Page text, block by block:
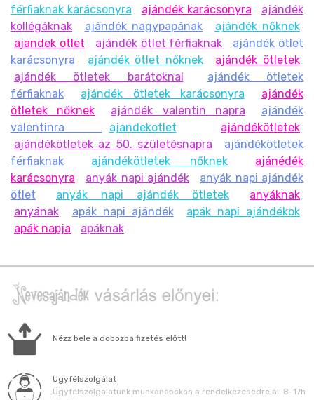
férfiaknak karácsonyra
ajándék karácsonyra
ajándék
kollégáknak
ajándék nagypapának
ajándék nőknek
ajandek otlet
ajándék ötlet férfiaknak
ajándék ötlet
karácsonyra
ajándék ötlet nőknek
ajándék ötletek
ajándék ötletek barátoknal
ajándék ötletek
férfiaknak
ajándék ötletek karácsonyra
ajándék
ötletek nőknek
ajándék valentin napra
ajándék
valentinra
ajandekotlet
ajándékötletek
ajándékötletek az 50. születésnapra
ajándékötletek
férfiaknak
ajándékötletek nőknek
ajánédék
karácsonyra
anyák napi ajándék
anyák napi ajándék
ötlet
anyák napi ajándék ötletek
anyáknak
anyának
apák napi ajándék
apák napi ajándékok
apák napja
apáknak
Nézz bele a dobozba fizetés előtt!
Ügyfélszolgálat
Ügyfélszolgálatunk munkanapokon a rendelkezésedre áll 8-17h